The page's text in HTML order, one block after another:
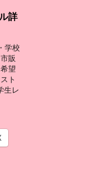
詳
学校
販
望
ト
生レ